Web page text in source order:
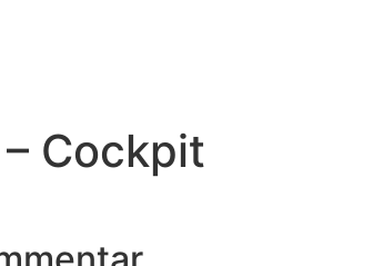
Cockpit